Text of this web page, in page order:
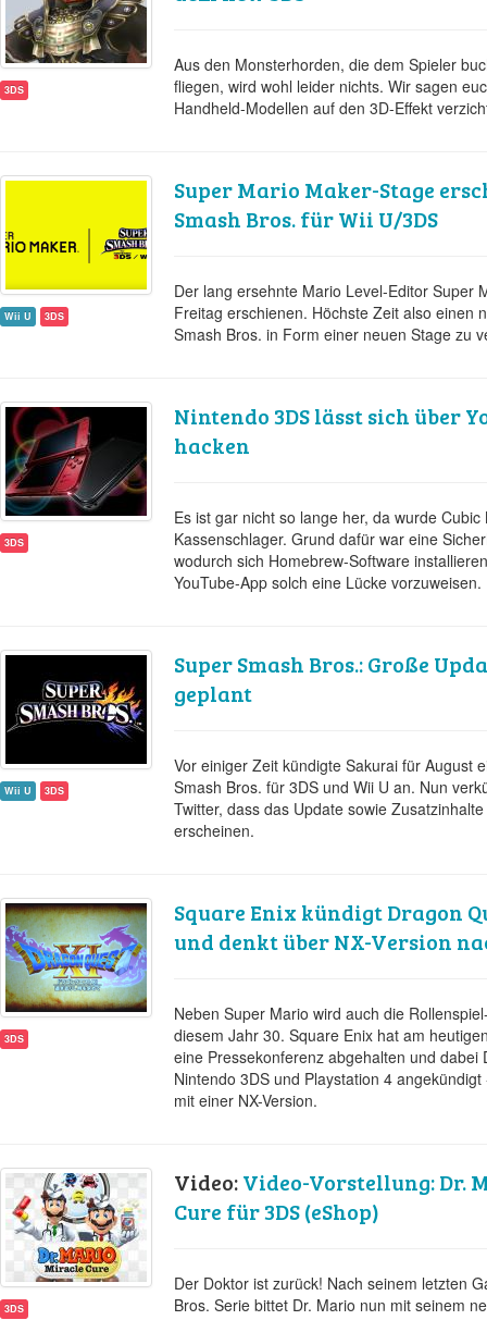
3DS
Aus den Monsterhorden, die dem Spieler
fliegen, wird wohl leider nichts. Wir sagen
Handheld-Modellen auf den 3D-Effekt
Wii U 3DS
Super Mario Maker-Stage
Smash Bros. für Wii U/3DS
Der lang ersehnte Mario Level-Editor Super
Freitag erschienen. Höchste Zeit also einen
Smash Bros. in Form einer neuen Stage zu
3DS
Nintendo 3DS lässt sich über
hacken
Es ist gar nicht so lange her, da wurde
Kassenschlager. Grund dafür war eine
wodurch sich Homebrew-Software
YouTube-App solch eine Lücke vorzuweisen.
Wii U 3DS
Super Smash Bros.: Große
geplant
Vor einiger Zeit kündigte Sakurai für August
Smash Bros. für 3DS und Wii U an. Nun
Twitter, dass das Update sowie
erscheinen.
3DS
Square Enix kündigt Dragon
und denkt über NX-Version
Neben Super Mario wird auch die
diesem Jahr 30. Square Enix hat am
eine Pressekonferenz abgehalten und dabei
Nintendo 3DS und Playstation 4
mit einer NX-Version.
3DS
Video:Video-Vorstellung: Dr.
Cure für 3DS (eShop)
Der Doktor ist zurück! Nach seinem letzten
Bros. Serie bittet Dr. Mario nun mit seinem